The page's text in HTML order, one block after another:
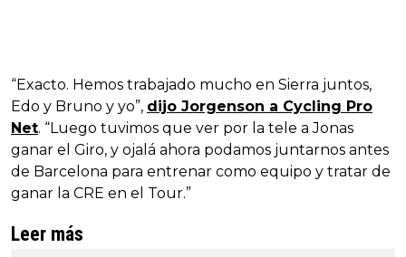
“Exacto. Hemos trabajado mucho en Sierra juntos,
Edo y Bruno y yo”, dijo Jorgenson a Cycling Pro
Net. “Luego tuvimos que ver por la tele a Jonas
ganar el Giro, y ojalá ahora podamos juntarnos antes
de Barcelona para entrenar como equipo y tratar de
ganar la CRE en el Tour.”
Leer más